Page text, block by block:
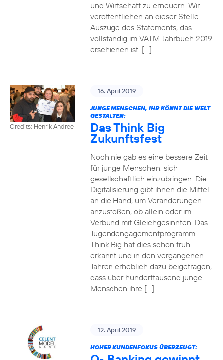
und Wirtschaft zu erneuern. Wir
veröffentlichen an dieser Stelle
Auszüge des Statements, das
vollständig im VATM Jahrbuch 2019
erschienen ist. […]
Credits: Henrik Andree
16. April 2019
JUNGE MENSCHEN, IHR KÖNNT DIE WELT
GESTALTEN:
Das Think Big
Zukunftsfest
Noch nie gab es eine bessere Zeit
für junge Menschen, sich
gesellschaftlich einzubringen. Die
Digitalisierung gibt ihnen die Mittel
an die Hand, um Veränderungen
anzustoßen, ob allein oder im
Verbund mit Gleichgesinnten. Das
Jugendengagementprogramm
Think Big hat dies schon früh
erkannt und in den vergangenen
Jahren erheblich dazu beigetragen,
dass über hunderttausend junge
Menschen ihre […]
12. April 2019
HOHER KUNDENFOKUS ÜBERZEUGT: